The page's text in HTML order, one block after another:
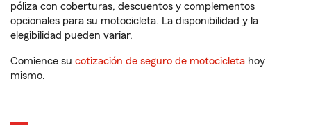
póliza con coberturas, descuentos y complementos
opcionales para su motocicleta. La disponibilidad y la
elegibilidad pueden variar.
Comience su cotización de seguro de motocicleta hoy
mismo.